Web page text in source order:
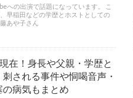
への出演で話題になっています。 こ
早稲田などの学歴とホストとしての
あや子さん
在！身長や父親・学歴と
される事件や恫喝音声・
病気もまとめ